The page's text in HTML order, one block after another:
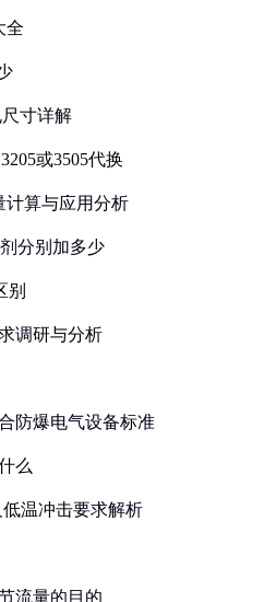
全
寸详解
或3505代换
计算与应用分析
分别加多少
别
调研与分析
防爆电气设备标准
么
温冲击要求解析
流量的目的